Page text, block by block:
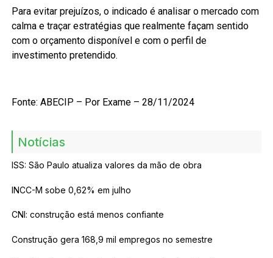
Para evitar prejuízos, o indicado é analisar o mercado com
calma e traçar estratégias que realmente façam sentido
com o orçamento disponível e com o perfil de
investimento pretendido.
Fonte: ABECIP – Por Exame – 28/11/2024
Notícias
ISS: São Paulo atualiza valores da mão de obra
INCC-M sobe 0,62% em julho
CNI: construção está menos confiante
Construção gera 168,9 mil empregos no semestre